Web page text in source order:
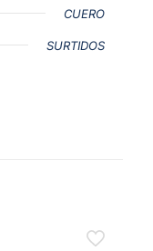
CUERO
SURTIDOS